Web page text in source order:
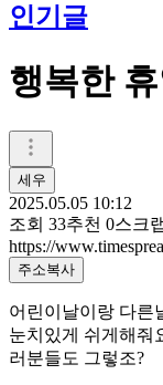
인기글
행복한
세우
2025.05.05 10:12
조회 33추천 0스크
https://
주소복사
어린이날이랑 다른
눈치있게 쉬게해줘
러분들도 그렇조?